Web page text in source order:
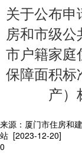
关于公布
房和市级
市户籍家庭
保障面积标
产）
来源：厦门市住房和
站 [2023-12-20]
0